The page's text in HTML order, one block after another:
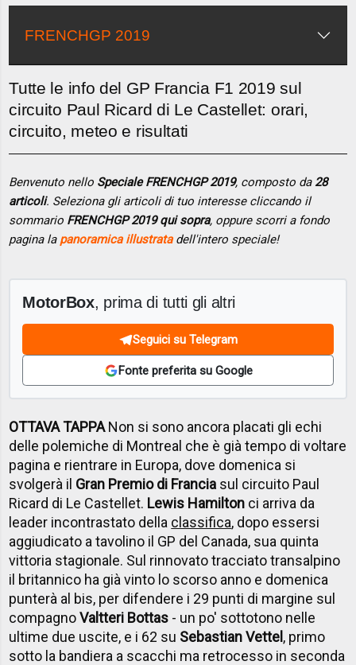
FRENCHGP 2019
Tutte le info del GP Francia F1 2019 sul
circuito Paul Ricard di Le Castellet: orari,
circuito, meteo e risultati
Benvenuto nello Speciale FRENCHGP 2019, composto da 28
articoli. Seleziona gli articoli di tuo interesse cliccando il
sommario FRENCHGP 2019 qui sopra, oppure scorri a fondo
pagina la panoramica illustratadell'intero speciale!
MotorBox, prima di tutti gli altri
Seguici su Telegram
Fonte preferita su Google
OTTAVA TAPPANon si sono ancora placati gli echi
delle polemiche di Montreal che è già tempo di voltare
pagina e rientrare in Europa, dove domenica si
svolgerà il Gran Premio di Francia sul circuito Paul
Ricard di Le Castellet. Lewis Hamilton ci arriva da
leader incontrastato della classifica, dopo essersi
aggiudicato a tavolino il GP del Canada, sua quinta
vittoria stagionale. Sul rinnovato tracciato transalpino
il britannico ha già vinto lo scorso anno e domenica
punterà al bis, per difendere i 29 punti di margine sul
compagnoValtteri Bottas - un po' sottotono nelle
ultime due uscite, e i 62 su Sebastian Vettel, primo
sotto la bandiera a scacchi ma retrocesso in seconda